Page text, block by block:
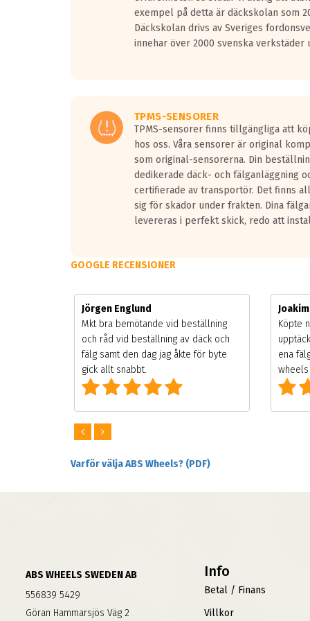
Vid körning i över 50km/h brukar
På däckmärkningen kommer det finnas en
medans de vita vågorna påvisar om det är ett tyst
Ett däck med tre svarta vågor uppnår de
exempel på detta är däckskolan som
Däckskolan drivs av Sveriges
innehar över 2000 svenska verkstäder
TPMS-SENSORER
TPMS-sensorer finns tillgängliga att
hos oss. Våra sensorer är original
som original-sensorerna. Din
dedikerade däck- och fälganläggning
certifierade av transportör. Det finns
sig för skador under frakten. Dina
levereras i perfekt skick, redo att
GOOGLE RECENSIONER
Jörgen Englund
Mkt bra bemötande vid beställning
och råd vid beställning av däck och
fälg samt den dag jag åkte för byte
gick allt snabbt.
Köpte
ena
Varför välja ABS Wheels? (PDF)
ABS WHEELS SWEDEN AB
556839 5429
Göran Hammarsjös Väg 2
Info
Betal / Finans
Villkor